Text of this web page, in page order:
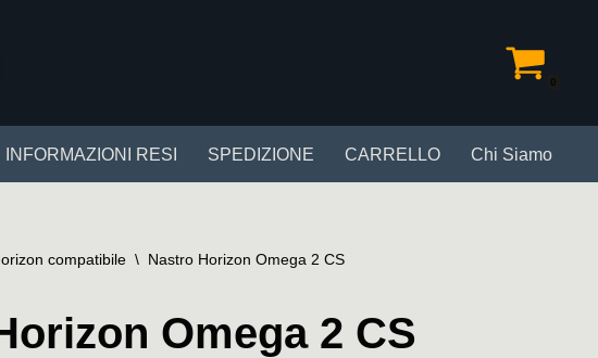
INFORMAZIONI RESI SPEDIZIONE CARRELLO Chi Siamo
compatibile \ Nastro Horizon Omega 2 CS
Omega 2 CS